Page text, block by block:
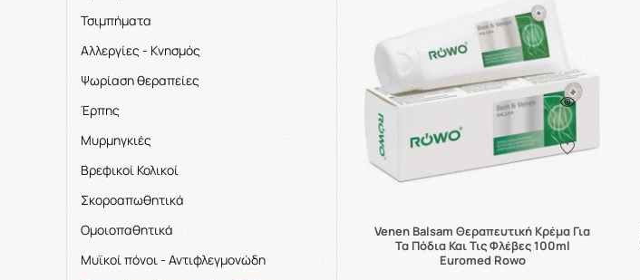
Τσιμπήματα
Αλλεργίες - Κνησμός
Ψωρίαση θεραπείες
Έρπης
Μυρμηγκιές
Βρεφικοί Κολικοί
Σκοροαπωθητικά
Ομοιοπαθητικά
Μυϊκοί πόνοι - Αντιφλεγμονώδη
Venen Balsam Θεραπευτική Κρέμα Για
Τα Πόδια Και Τις Φλέβες 100ml
Euromed Rowo